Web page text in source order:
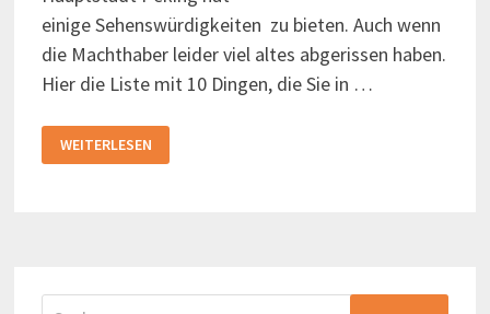
einige Sehenswürdigkeiten zu bieten. Auch wenn
die Machthaber leider viel altes abgerissen haben.
Hier die Liste mit 10 Dingen, die Sie in …
DINGE,
DIE
WEITERLESEN
Suchen